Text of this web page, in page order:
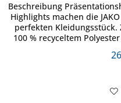
Beschreibung
Highlights machen die
perfekten Kleidungsstück.
100 % recyceltem